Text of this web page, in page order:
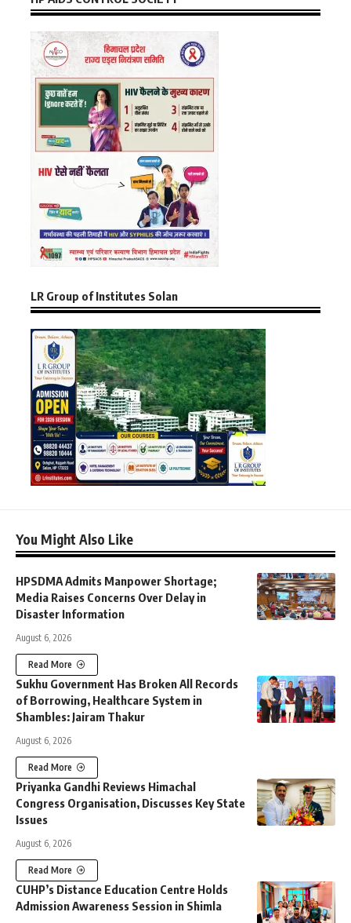
LR Group of Institutes Solan
You Might Also Like
HPSDMA Admits Manpower Shortage;
Media Raises Concerns Over Delay in
Disaster Information
August 6, 2026
Read More
Sukhu Government Has Broken All Records
of Borrowing, Healthcare System in
Shambles: Jairam Thakur
August 6, 2026
Read More
Priyanka Gandhi Reviews Himachal
Congress Organisation, Discusses Key State
Issues
August 6, 2026
Read More
CUHP’s Distance Education Centre Holds
Admission Awareness Session in Shimla